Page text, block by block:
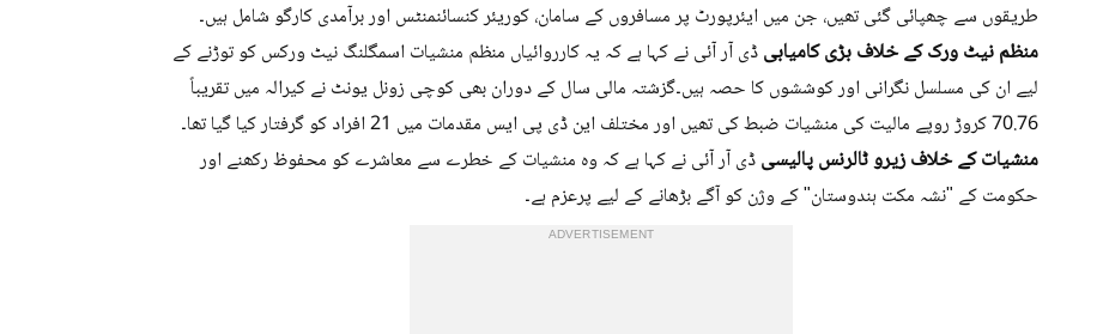
طریقوں سے چھپائی گئی تھیں، جن میں ایئرپورٹ پر مسافروں کے سامان، کوریئر کنسائنمنٹس اور برآمدی کارگو شامل ہیں۔
منظم نیٹ ورک کے خلاف بڑی کامیابیڈی آر آئی نے کہا ہے کہ یہ کارروائیاں منظم منشیات اسمگلنگ نیٹ ورکس کو توڑنے کے
لیے ان کی مسلسل نگرانی اور کوششوں کا حصہ ہیں۔گزشتہ مالی سال کے دوران بھی کوچی زونل یونٹ نے کیرالہ میں تقریباً
70.76 کروڑ روپے مالیت کی منشیات ضبط کی تھیں اور مختلف این ڈی پی ایس مقدمات میں 21 افراد کو گرفتار کیا گیا تھا۔
منشیات کے خلاف زیرو ٹالرنس پالیسیڈی آر آئی نے کہا ہے کہ وہ منشیات کے خطرے سے معاشرے کو محفوظ رکھنے اور
حکومت کے "نشہ مکت ہندوستان" کے وژن کو آگے بڑھانے کے لیے پرعزم ہے۔
ADVERTISEMENT